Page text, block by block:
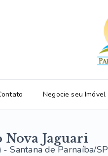
Negocie seu Imóvel
Nova Jaguari
Santana de Parnaíba/SP